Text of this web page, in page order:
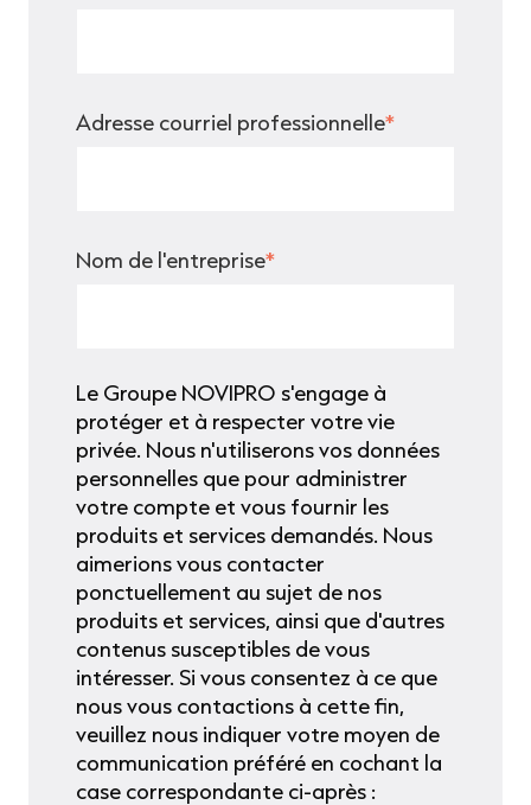
Adresse courriel professionnelle*
Nom de l'entreprise*
Le Groupe NOVIPRO s'engage à
protéger et à respecter votre vie
privée. Nous n'utiliserons vos données
personnelles que pour administrer
votre compte et vous fournir les
produits et services demandés. Nous
aimerions vous contacter
ponctuellement au sujet de nos
produits et services, ainsi que d'autres
contenus susceptibles de vous
intéresser. Si vous consentez à ce que
nous vous contactions à cette fin,
veuillez nous indiquer votre moyen de
communication préféré en cochant la
case correspondante ci-après :